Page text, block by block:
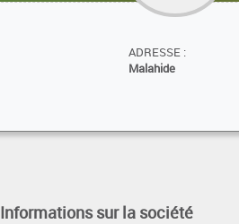
ADRESSE :
Malahide
Informations sur la société